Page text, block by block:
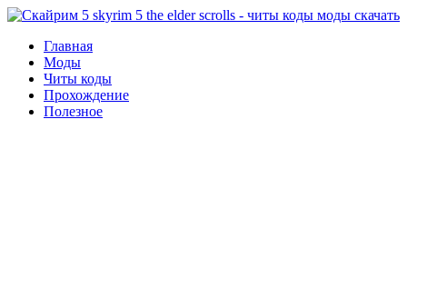
Перейти
содержимому
Главная
Моды
Читы коды
Прохождение
Полезное